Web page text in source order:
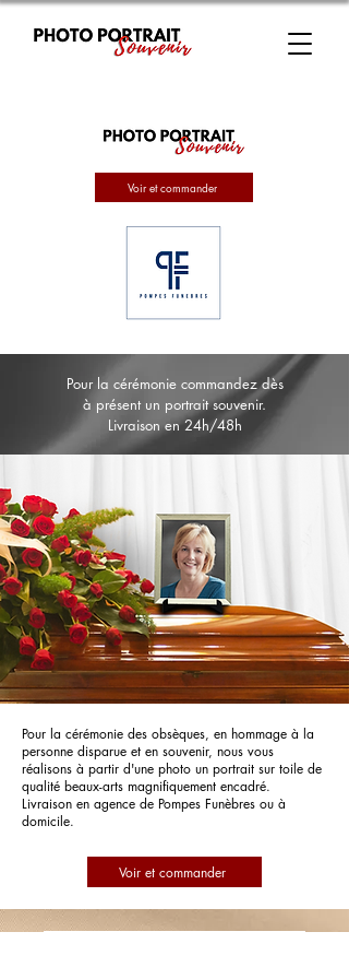
Voir et commander
Pour la cérémonie commandez dès
à présent un portrait souvenir.
Livraison en 24h/48h
Pour la cérémonie des obsèques, en hommage à la
personne disparue et en souvenir, nous vous
réalisons à partir d'une photo un portrait sur toile de
qualité beaux-arts magnifiquement encadré.
Livraison en agence de Pompes Funèbres ou à
domicile.
Voir et commander